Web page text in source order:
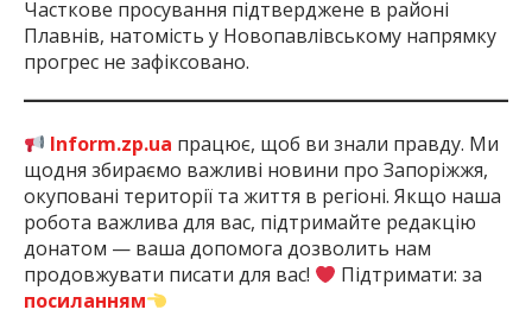
Часткове просування підтверджене в районі
Плавнів, натомість у Новопавлівському напрямку
прогрес не зафіксовано.
Inform.zp.ua працює, щоб ви знали правду. Ми
щодня збираємо важливі новини про Запоріжжя,
окуповані території та життя в регіоні. Якщо наша
робота важлива для вас, підтримайте редакцію
донатом — ваша допомога дозволить нам
продовжувати писати для вас!
Підтримати: за
посиланням